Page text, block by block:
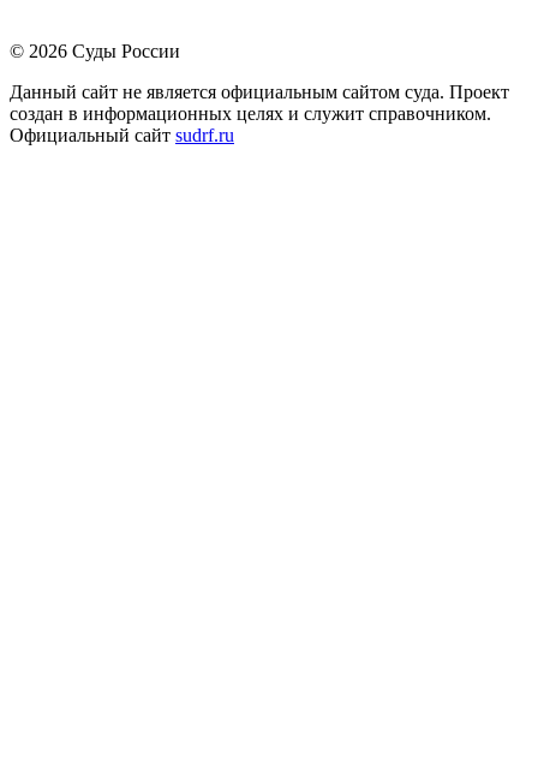
© 2026 Суды России
Данный сайт не является официальным сайтом суда. Проект
создан в информационных целях и служит справочником.
Официальный сайт sudrf.ru